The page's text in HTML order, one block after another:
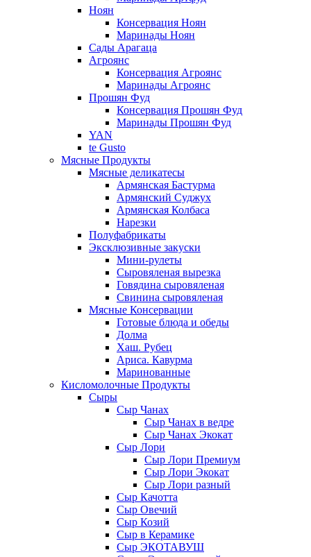
Ноян
Консервация Ноян
Маринады Ноян
Сады Арагаца
Агроянс
Консервация Агроянс
Маринады Агроянс
Прошян Фуд
Консервация Прошян Фуд
Маринады Прошян Фуд
YAN
te Gusto
Мясные Продукты
Мясные деликатесы
Армянская Бастурма
Армянский Суджух
Армянская Колбаса
Нарезки
Полуфабрикаты
Эксклюзивные закуски
Мини-рулеты
Сыровяленая вырезка
Говядина сыровяленая
Свинина сыровяленая
Мясные Консервации
Готовые блюда и обеды
Долма
Хаш. Рубец
Ариса. Кавурма
Маринованные
Кисломолочные Продукты
Сыры
Сыр Чанах
Сыр Чанах в ведре
Сыр Чанах Экокат
Сыр Лори
Сыр Лори Премиум
Сыр Лори Экокат
Сыр Лори разный
Сыр Качотта
Сыр Овечий
Сыр Козий
Сыр в Керамике
Сыр ЭКОТАВУШ